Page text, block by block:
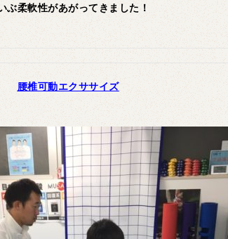
ぶ柔軟性があがってきました！
腰椎可動エクササイズ